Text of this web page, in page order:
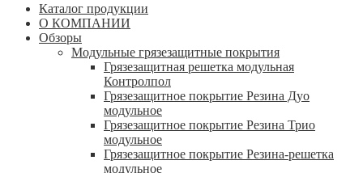
Каталог продукции
О КОМПАНИИ
Обзоры
Модульные грязезащитные покрытия
Грязезащитная решетка модульная
Контролпол
Грязезащитное покрытие Резина Дуо
модульное
Грязезащитное покрытие Резина Трио
модульное
Грязезащитное покрытие Резина-решетка
модульное